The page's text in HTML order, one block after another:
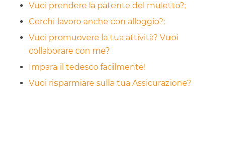
Vuoi prendere la patente del muletto?;
Cerchi lavoro anche con alloggio?;
Vuoi promuovere la tua attività? Vuoi
collaborare con me?
Impara il tedesco facilmente!
Vuoi risparmiare sulla tua Assicurazione?